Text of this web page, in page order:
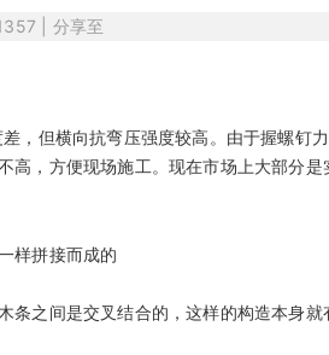
| 分享至
，但横向抗弯压强度较高。由于握螺钉力
高，方便现场施工。现在市场上大部分是
样拼接而成的
条之间是交叉结合的，这样的构造本身就